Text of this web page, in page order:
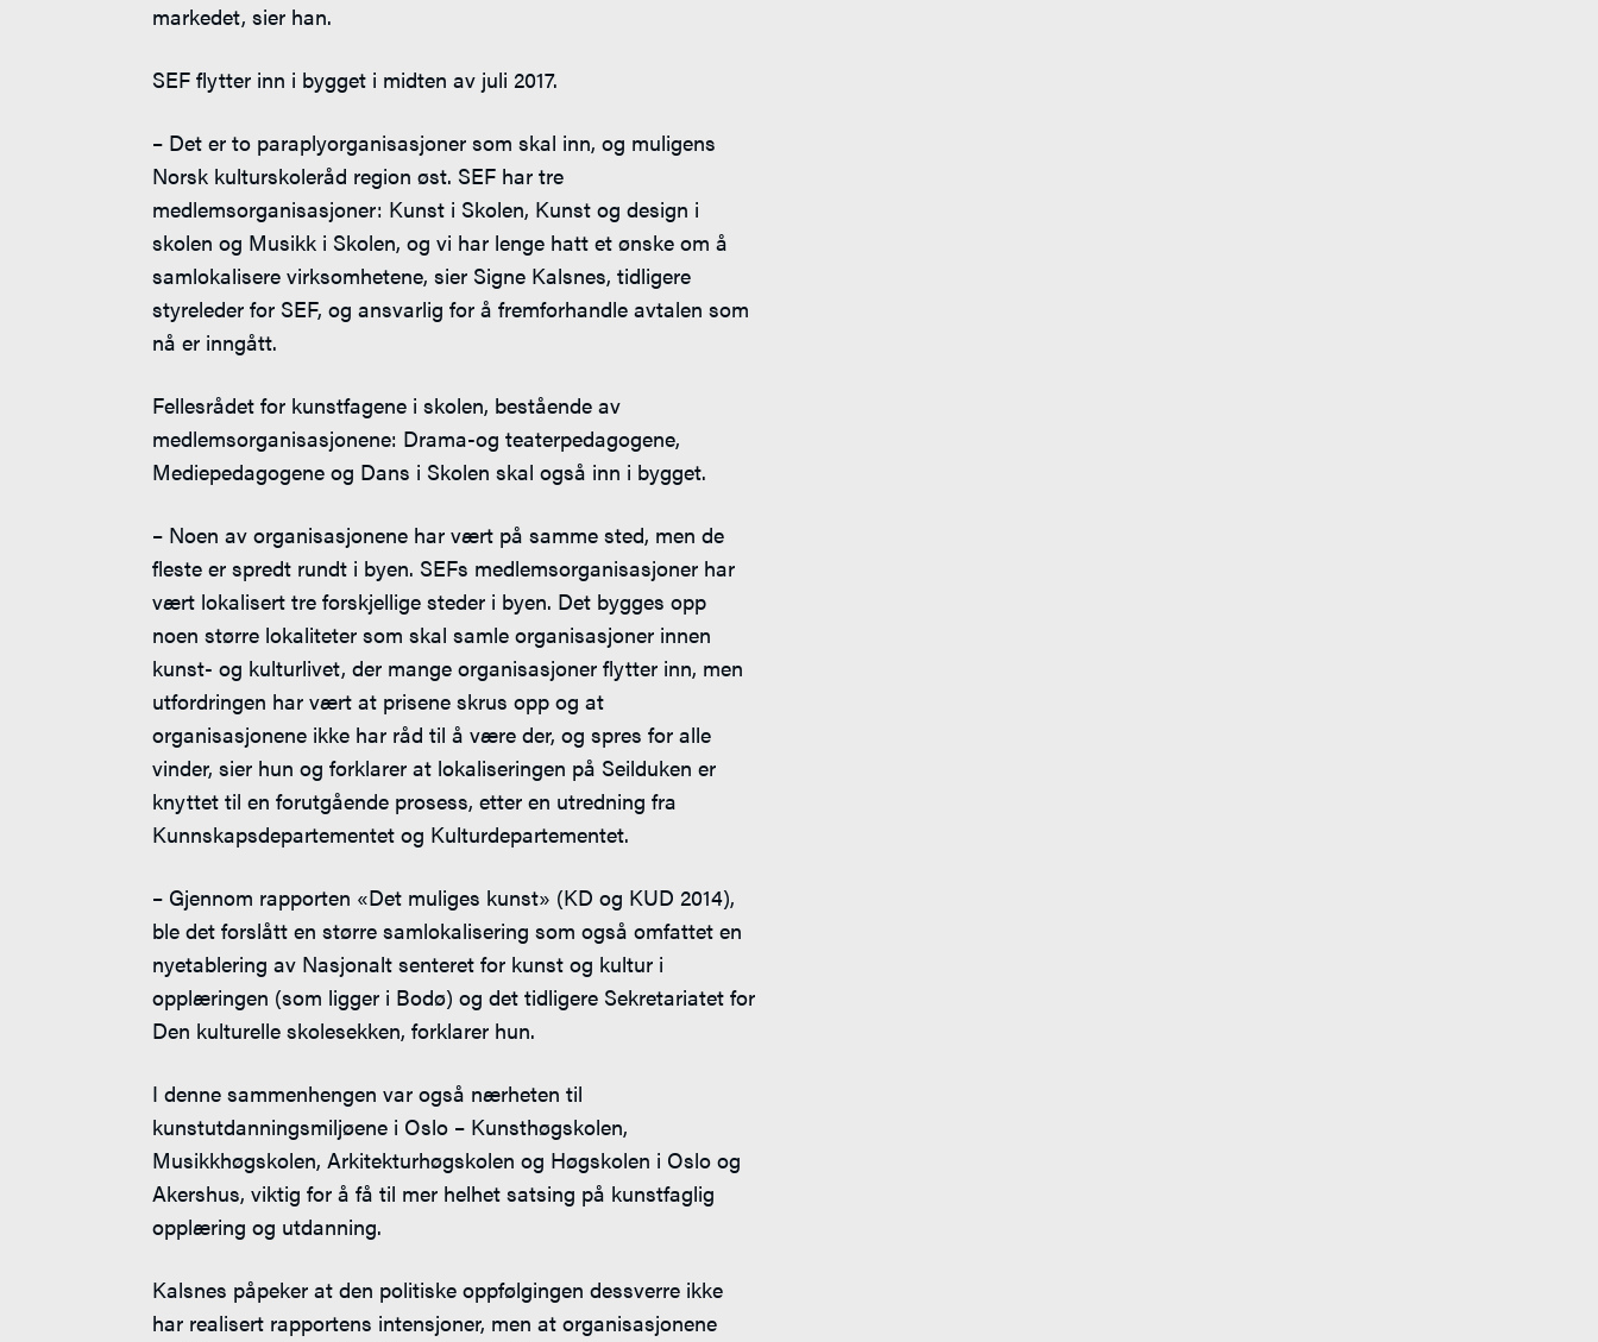
markedet, sier han.
SEF flytter inn i bygget i midten av juli 2017.
– Det er to paraplyorganisasjoner som skal inn, og muligens
Norsk kulturskoleråd region øst. SEF har tre
medlemsorganisasjoner: Kunst i Skolen, Kunst og design i
skolen og Musikk i Skolen, og vi har lenge hatt et ønske om å
samlokalisere virksomhetene, sier Signe Kalsnes, tidligere
styreleder for SEF, og ansvarlig for å fremforhandle avtalen som
nå er inngått.
Fellesrådet for kunstfagene i skolen, bestående av
medlemsorganisasjonene: Drama-og teaterpedagogene,
Mediepedagogene og Dans i Skolen skal også inn i bygget.
– Noen av organisasjonene har vært på samme sted, men de
fleste er spredt rundt i byen. SEFs medlemsorganisasjoner har
vært lokalisert tre forskjellige steder i byen. Det bygges opp
noen større lokaliteter som skal samle organisasjoner innen
kunst- og kulturlivet, der mange organisasjoner flytter inn, men
utfordringen har vært at prisene skrus opp og at
organisasjonene ikke har råd til å være der, og spres for alle
vinder, sier hun og forklarer at lokaliseringen på Seilduken er
knyttet til en forutgående prosess, etter en utredning fra
Kunnskapsdepartementet og Kulturdepartementet.
– Gjennom rapporten «Det muliges kunst» (KD og KUD 2014),
ble det forslått en større samlokalisering som også omfattet en
nyetablering av Nasjonalt senteret for kunst og kultur i
opplæringen (som ligger i Bodø) og det tidligere Sekretariatet for
Den kulturelle skolesekken, forklarer hun.
I denne sammenhengen var også nærheten til
kunstutdanningsmiljøene i Oslo – Kunsthøgskolen,
Musikkhøgskolen, Arkitekturhøgskolen og Høgskolen i Oslo og
Akershus, viktig for å få til mer helhet satsing på kunstfaglig
opplæring og utdanning.
Kalsnes påpeker at den politiske oppfølgingen dessverre ikke
har realisert rapportens intensjoner, men at organisasjonene